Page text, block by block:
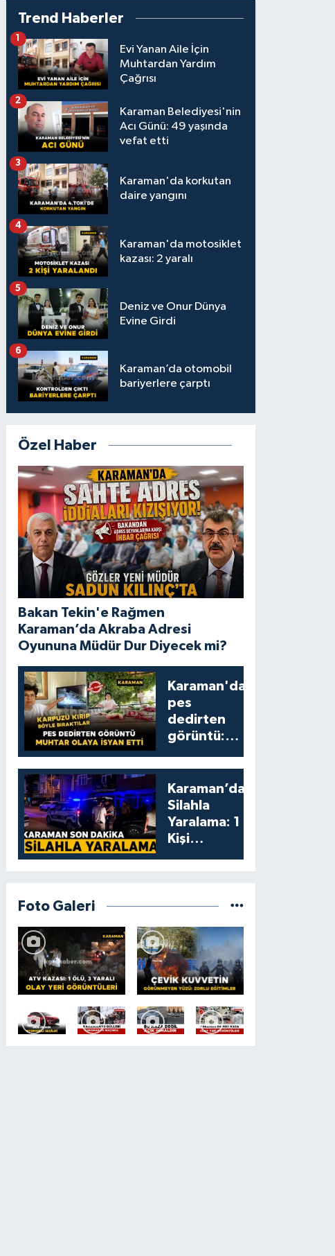
Trend Haberler
Evi Yanan Aile İçin
Muhtardan Yardım
Çağrısı
1
Karaman Belediyesi'nin
Acı Günü: 49 yaşında
vefat etti
2
Karaman'da korkutan
daire yangını
3
Karaman'da motosiklet
kazası: 2 yaralı
4
Deniz ve Onur Dünya
Evine Girdi
5
Karaman’da otomobil
bariyerlere çarptı
6
Özel Haber
Bakan Tekin'e Rağmen
Karaman’da Akraba Adresi
Oyununa Müdür Dur Diyecek mi?
Karaman'da
pes
dedirten
görüntü:
yumruklayıp
yediler,
artıklarını
kamelyada
bıraktılar
Karaman’da
Silahla
Yaralama: 1
Kişi
Foto Galeri